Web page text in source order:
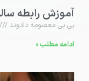
آموزش رابطه
بی بی معصومه دادوند
ادامه مطلب »